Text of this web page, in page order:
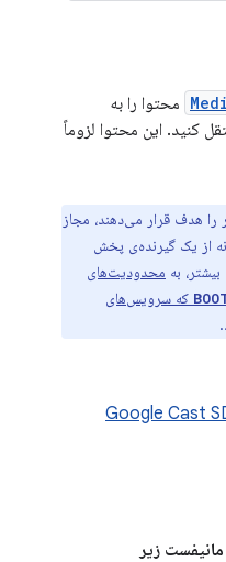
محتوا را به
کنید. این محتوا لزوماً
اندروید ۱۵ یا بالاتر را هدف قرار می‌دهند، مجاز
از یک گیرنده‌ی پخش
به محدودیت‌های
که سرویس‌های
Google Cast
زیر